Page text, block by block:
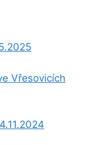
Vřesovicích